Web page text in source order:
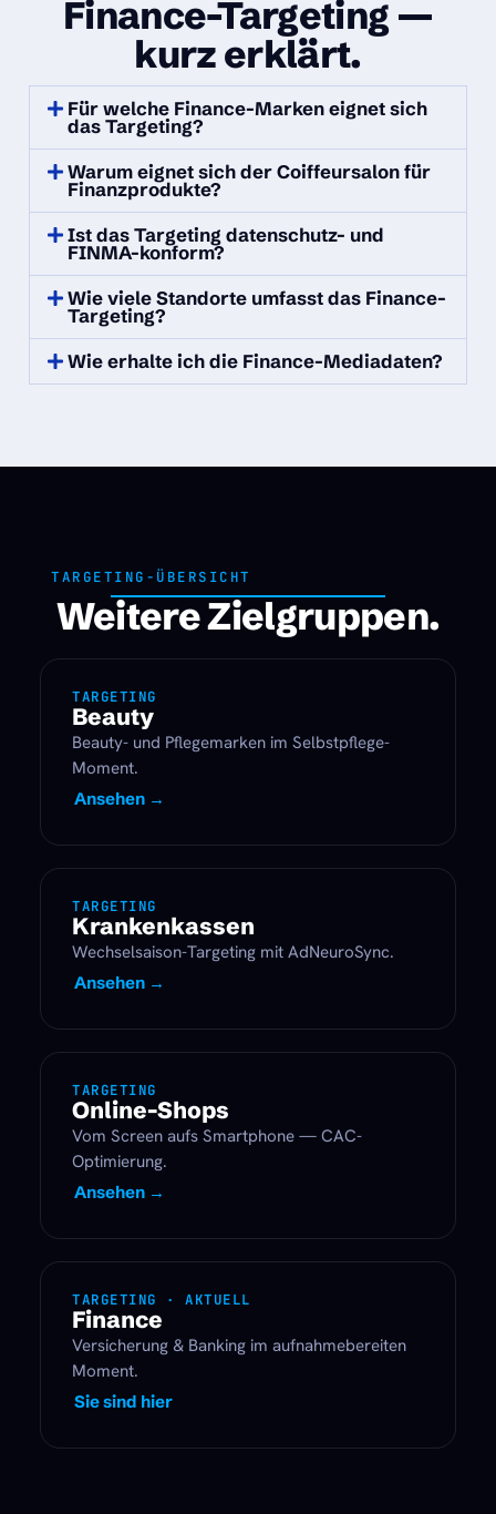
Finance-Targeting —
kurz erklärt.
Für welche Finance-Marken eignet sich
das Targeting?
Warum eignet sich der Coiffeursalon für
Finanzprodukte?
Ist das Targeting datenschutz- und
FINMA-konform?
Wie viele Standorte umfasst das Finance-
Targeting?
Wie erhalte ich die Finance-Mediadaten?
TARGETING-ÜBERSICHT
Weitere Zielgruppen.
TARGETING
Beauty
Beauty- und Pflegemarken im Selbstpflege-
Moment.
Ansehen →
TARGETING
Krankenkassen
Wechselsaison-Targeting mit AdNeuroSync.
Ansehen →
TARGETING
Online-Shops
Vom Screen aufs Smartphone — CAC-
Optimierung.
Ansehen →
TARGETING · AKTUELL
Finance
Versicherung & Banking im aufnahmebereiten
Moment.
Sie sind hier